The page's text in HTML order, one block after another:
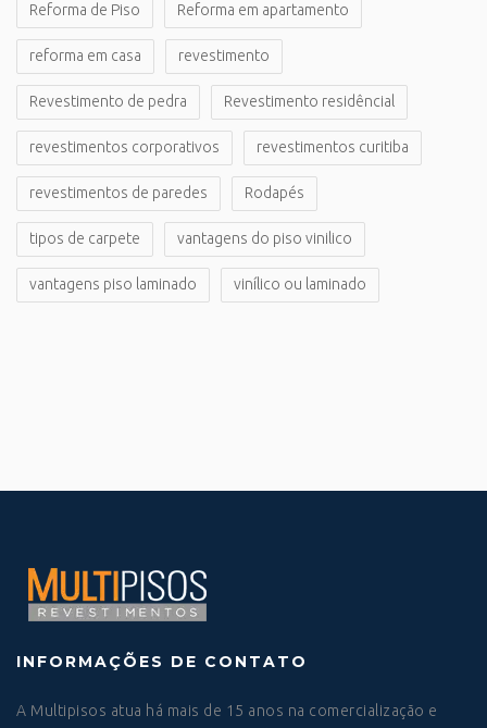
Reforma de Piso Reforma em apartamento
reforma em casa revestimento
Revestimento de pedra Revestimento residêncial
revestimentos corporativos revestimentos curitiba
revestimentos de paredes Rodapés
tipos de carpete vantagens do piso vinilico
vantagens piso laminado vinílico ou laminado
INFORMAÇÕES DE CONTATO
A Multipisos atua há mais de 15 anos na comercialização e